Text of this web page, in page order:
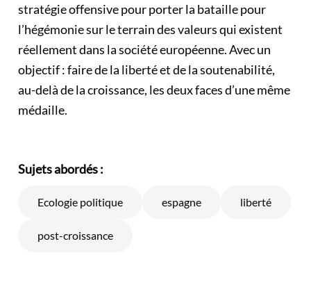
stratégie offensive pour porter la bataille pour
l’hégémonie sur le terrain des valeurs qui existent
réellement dans la société européenne. Avec un
objectif : faire de la liberté et de la soutenabilité,
au-delà de la croissance, les deux faces d’une même
médaille.
Sujets abordés :
Ecologie politique espagne liberté
post-croissance